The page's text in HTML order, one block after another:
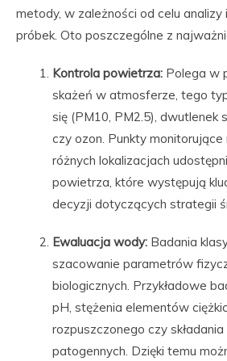
metody, w zależności od celu analizy
próbek. Oto poszczególne z
Kontrola powietrza: Polega w
skażeń w atmosferze, tego
się (PM10, PM2.5), dwutlenek
czy ozon. Punkty
różnych lokalizacjach
powietrza, które występują
decyzji dotyczących strategii
Ewaluacja wody: Badania
szacowanie parametrów
biologicznych. Przykładowe
pH, stężenia elementów
rozpuszczonego czy
patogennych. Dzięki temu